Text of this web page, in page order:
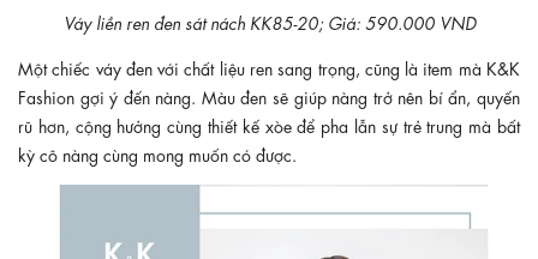
Váy liền ren đen sát nách KK85-20; Giá: 590.000 VND
Một chiếc váy đen với chất liệu ren sang trọng, cũng là item mà K&K
Fashion gợi ý đến nàng. Màu đen sẽ giúp nàng trở nên bí ẩn, quyến
rũ hơn, cộng hưởng cùng thiết kế xòe để pha lẫn sự trẻ trung mà bất
kỳ cô nàng cùng mong muốn có được.